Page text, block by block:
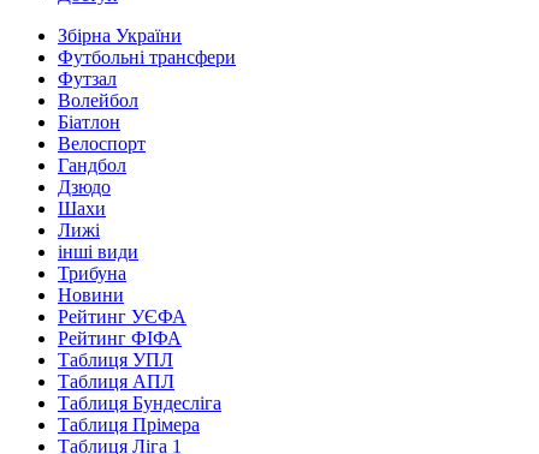
Збірна України
Футбольні трансфери
Футзал
Волейбол
Біатлон
Велоспорт
Гандбол
Дзюдо
Шахи
Лижі
інші види
Трибуна
Новини
Рейтинг УЄФА
Рейтинг ФІФА
Таблиця УПЛ
Таблиця АПЛ
Таблиця Бундесліга
Таблиця Прімера
Таблиця Ліга 1